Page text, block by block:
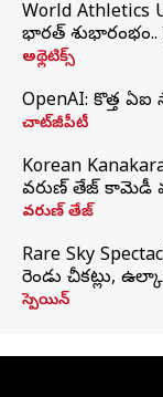
World Athletics
భారత్‌ శుభారంభం..
అథ్లెటిక్స్
OpenAI: కొత్త
చాట్‌జీపీటీ
Korean
వరుణ్ తేజ్ కామెడీ
వరుణ్ తేజ్
Rare Sky
రెండు చీకట్లు,
స్పెయిన్